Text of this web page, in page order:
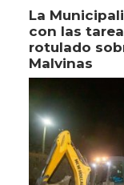
La
con las
rotulado
Malvinas